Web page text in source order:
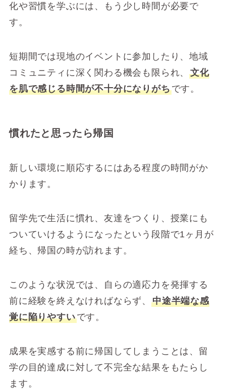
化や習慣を学ぶには、もう少し時間が必要で
す。
短期間では現地のイベントに参加したり、地域
コミュニティに深く関わる機会も限られ、文化
を肌で感じる時間が不十分になりがちです。
慣れたと思ったら帰国
新しい環境に順応するにはある程度の時間がか
かります。
留学先で生活に慣れ、友達をつくり、授業にも
ついていけるようになったという段階で1ヶ月が
経ち、帰国の時が訪れます。
このような状況では、自らの適応力を発揮する
前に経験を終えなければならず、中途半端な感
覚に陥りやすいです。
成果を実感する前に帰国してしまうことは、留
学の目的達成に対して不完全な結果をもたらし
ます。